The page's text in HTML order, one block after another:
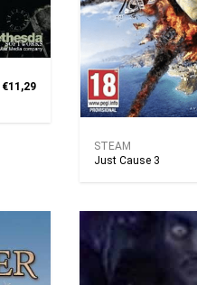
€11,29
STEAM
Just Cause 3